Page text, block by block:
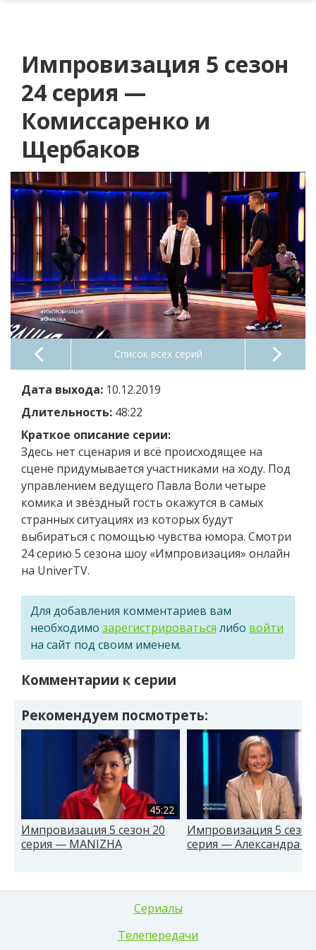
Импровизация 5 сезон
24 серия —
Комиссаренко и
Щербаков
Список всех серий
Дата выхода: 10.12.2019
Длительность: 48:22
Краткое описание серии:
Здесь нет сценария и всё происходящее на
сцене придумывается участниками на ходу. Под
управлением ведущего Павла Воли четыре
комика и звёздный гость окажутся в самых
странных ситуациях из которых будут
выбираться с помощью чувства юмора. Смотри
24 серию 5 сезона шоу «Импровизация» онлайн
на UniverTV.
Для добавления комментариев вам
необходимо зарегистрироваться либо войти
на сайт под своим именем.
Комментарии к серии
Рекомендуем посмотреть:
45:22
Импровизация 5 сезон 20
серия — MANIZHA
Импровизация 5
серия — Александра
Сериалы
Телепередачи